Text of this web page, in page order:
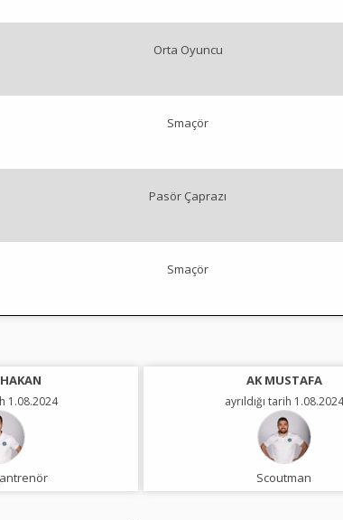
Orta Oyuncu
Smaçör
Pasör Çaprazı
Smaçör
1.08.2024
AK MUSTAFA
ayrıldığı tarih 1.08.2024
Scoutman